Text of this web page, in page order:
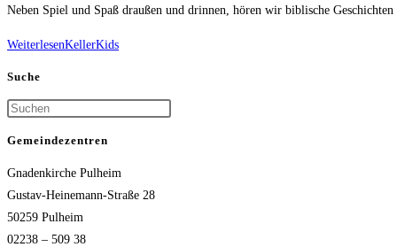
Neben Spiel und Spaß draußen und drinnen, hören wir biblische
WeiterlesenKellerKids
Suche
Gemeindezentren
Gnadenkirche Pulheim
Gustav-Heinemann-Straße 28
50259 Pulheim
02238 – 509 38